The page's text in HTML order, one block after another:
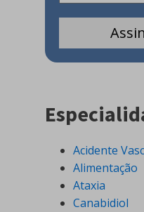
Acidente
Alimentação
Ataxia
Canabidiol